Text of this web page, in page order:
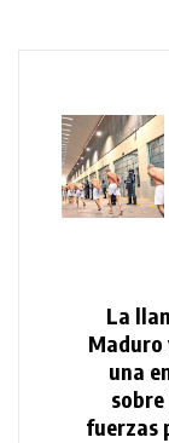
La
una
fuerzas